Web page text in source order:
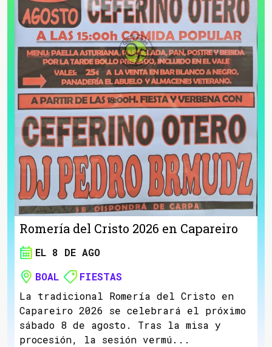
Romería del Cristo 2026 en Capareiro
EL 8 DE AGO
BOAL
FIESTAS
La tradicional Romería del Cristo en
Capareiro 2026 se celebrará el próximo
sábado 8 de agosto. Tras la misa y
procesión, la sesión vermú...